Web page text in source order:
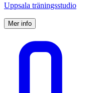
Uppsala träningsstudio
Mer info